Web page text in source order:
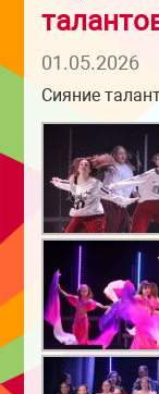
01.05.2026
Сияние